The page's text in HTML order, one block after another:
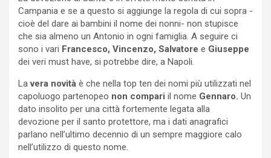
Campania e se a questo si aggiunge la regola di cui sopra -
cioè del dare ai bambini il nome dei nonni- non stupisce
che sia almeno un Antonio in ogni famiglia. A seguire ci
sono i vari Francesco, Vincenzo, Salvatore e Giuseppe
dei veri must have, si potrebbe dire, a Napoli.
Lavera novità è che nella top ten dei nomi più utilizzati nel
capoluogo partenopeo non compari il nome Gennaro. Un
dato insolito per una città fortemente legata alla
devozione per il santo protettore, ma i dati anagrafici
parlano nell’ultimo decennio di un sempre maggiore calo
nell’utilizzo di questo nome.